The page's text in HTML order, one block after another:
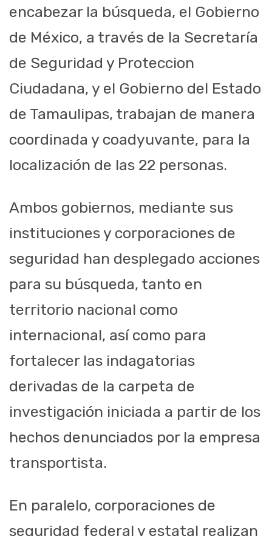
encabezar la búsqueda, el Gobierno
de México, a través de la Secretaría
de Seguridad y Proteccion
Ciudadana, y el Gobierno del Estado
de Tamaulipas, trabajan de manera
coordinada y coadyuvante, para la
localización de las 22 personas.
Ambos gobiernos, mediante sus
instituciones y corporaciones de
seguridad han desplegado acciones
para su búsqueda, tanto en
territorio nacional como
internacional, así como para
fortalecer las indagatorias
derivadas de la carpeta de
investigación iniciada a partir de los
hechos denunciados por la empresa
transportista.
En paralelo, corporaciones de
seguridad federal y estatal realizan